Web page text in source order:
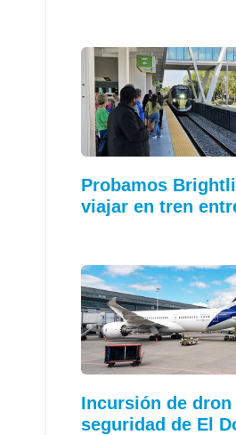
Probamos
viajar en tren
Incursión de dron
seguridad de El